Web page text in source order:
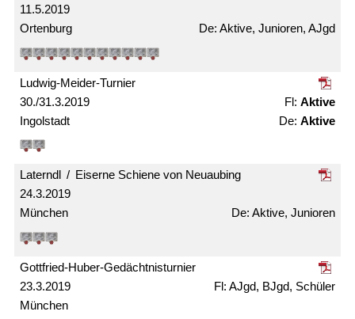
11.5.2019
Ortenburg Aktive, Junioren, AJgd
30./31.3.2019
Ludwig-Meider-Turnier
Ingolstadt
Aktive
Aktive
24.3.2019
Laterndl / Eiserne Schiene von Neuaubing
München Aktive, Junioren
23.3.2019
Gottfried-Huber-Gedächtnis­turnier
München
AJgd, BJgd, Schüler